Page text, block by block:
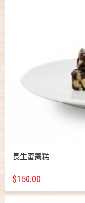
長生蜜棗糕
$150.00